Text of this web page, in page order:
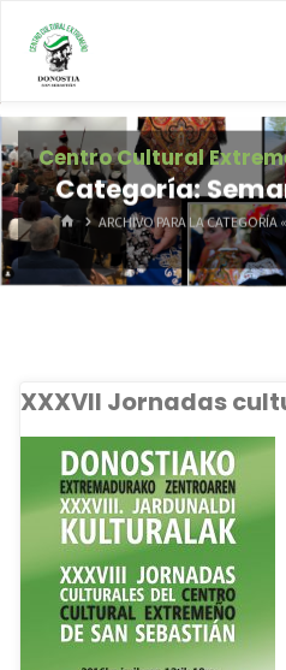
contenido
Centro Cultural
Categoría:
INICIOARCHIVO PARA LA
XXXVII Jornadas